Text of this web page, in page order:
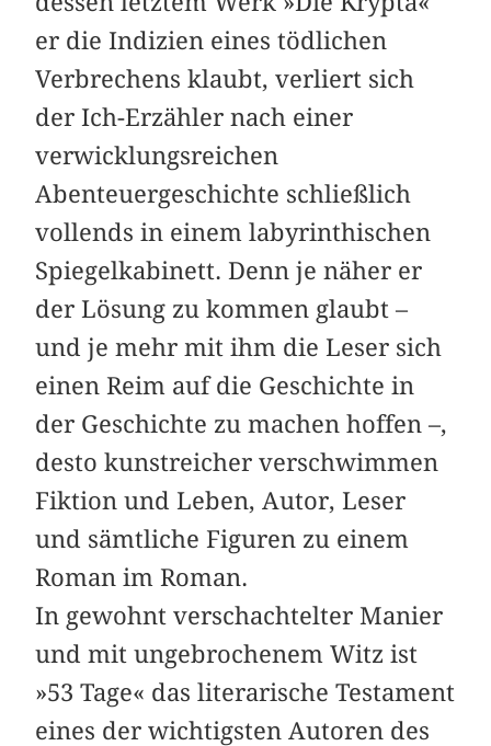
er die Indizien eines tödlichen
Verbrechens klaubt, verliert sich
der Ich-Erzähler nach einer
verwicklungsreichen
Abenteuergeschichte schließlich
vollends in einem labyrinthischen
Spiegelkabinett. Denn je näher er
der Lösung zu kommen glaubt –
und je mehr mit ihm die Leser sich
einen Reim auf die Geschichte in
der Geschichte zu machen hoffen –,
desto kunstreicher verschwimmen
Fiktion und Leben, Autor, Leser
und sämtliche Figuren zu einem
Roman im Roman.
In gewohnt verschachtelter Manier
und mit ungebrochenem Witz ist
»53 Tage« das literarische Testament
eines der wichtigsten Autoren des